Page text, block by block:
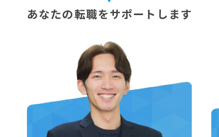
あなたの転職をサポートします